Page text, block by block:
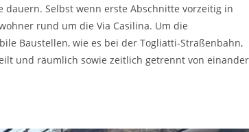
Selbst wenn erste Abschnitte vorzeitig in
rund um die Via Casilina. Um die
Baustellen, wie es bei der Togliatti-Straßenbahn,
und räumlich sowie zeitlich getrennt von einander